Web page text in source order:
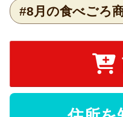
#8月の食べごろ